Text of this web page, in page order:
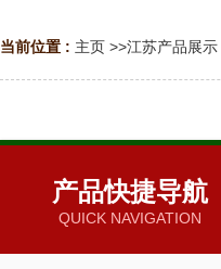
当前位置 : 主页 >>江苏产品展示
产品快捷导航
QUICK NAVIGATION